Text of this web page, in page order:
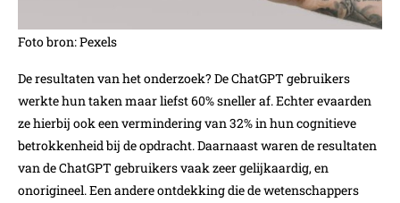
Foto bron: Pexels
De resultaten van het onderzoek? De ChatGPT gebruikers
werkte hun taken maar liefst 60% sneller af. Echter evaarden
ze hierbij ook een vermindering van 32% in hun cognitieve
betrokkenheid bij de opdracht. Daarnaast waren de resultaten
van de ChatGPT gebruikers vaak zeer gelijkaardig, en
onorigineel. Een andere ontdekking die de wetenschappers